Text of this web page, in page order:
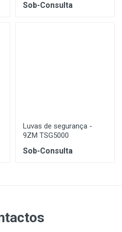
Sob-Consulta
Luvas de segurança -
9ZM TSG5000
Sob-Consulta